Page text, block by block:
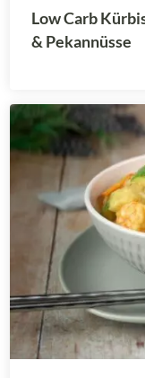
Low Carb
& Pekannüsse